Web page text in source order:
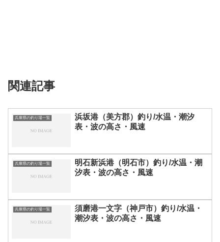
関連記事
兵庫県の釣り場一覧
浜坂港（美方郡）釣り/水温・潮汐
表・波の高さ・風速
兵庫県の釣り場一覧
明石新浜港（明石市）釣り/水温・潮
汐表・波の高さ・風速
兵庫県の釣り場一覧
須磨港一文字（神戸市）釣り/水温・
潮汐表・波の高さ・風速